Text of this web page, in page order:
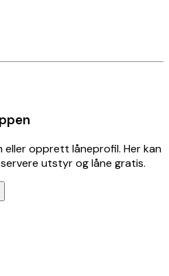
eller opprett låneprofil. Her kan
utstyr og låne gratis.